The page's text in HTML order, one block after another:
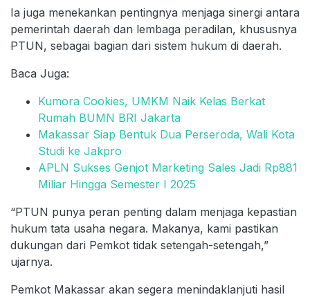
Ia juga menekankan pentingnya menjaga sinergi antara
pemerintah daerah dan lembaga peradilan, khususnya
PTUN, sebagai bagian dari sistem hukum di daerah.
Baca Juga:
Kumora Cookies, UMKM Naik Kelas Berkat
Rumah BUMN BRI Jakarta
Makassar Siap Bentuk Dua Perseroda, Wali Kota
Studi ke Jakpro
APLN Sukses Genjot Marketing Sales Jadi Rp881
Miliar Hingga Semester I 2025
“PTUN punya peran penting dalam menjaga kepastian
hukum tata usaha negara. Makanya, kami pastikan
dukungan dari Pemkot tidak setengah-setengah,”
ujarnya.
Pemkot Makassar akan segera menindaklanjuti hasil